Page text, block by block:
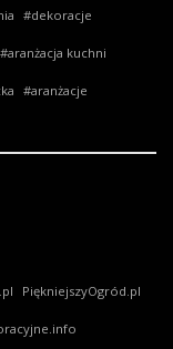
dekoracje
aranżacja kuchni
aranżacje
PiękniejszyOgród.pl